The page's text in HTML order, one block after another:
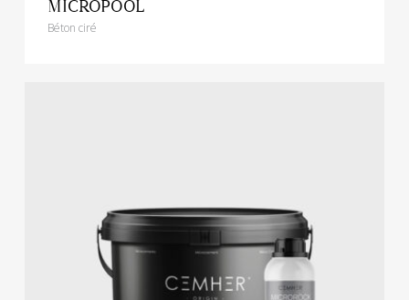
MICROPOOL
Béton ciré